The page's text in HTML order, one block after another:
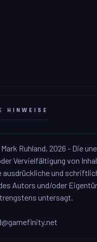
HINWEISE
Ruhland, 2026 - Die
Vervielfältigung von
ausdrückliche und
Autors und/oder
untersagt.